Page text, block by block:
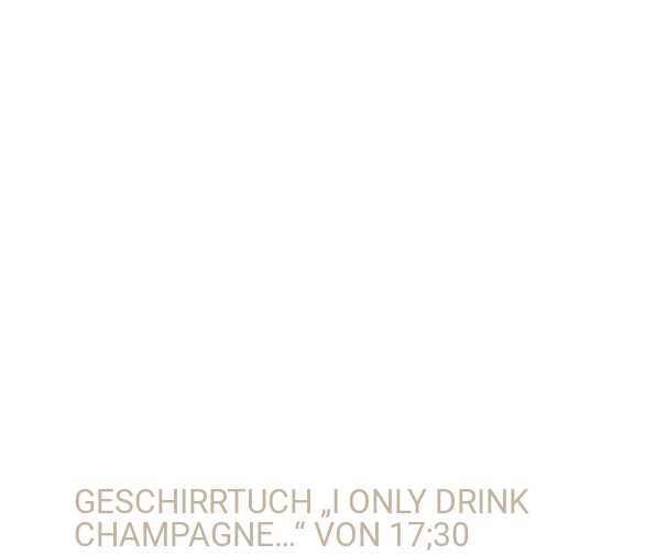
GESCHIRRTUCH „I ONLY DRINK
CHAMPAGNE…“ VON 17;30